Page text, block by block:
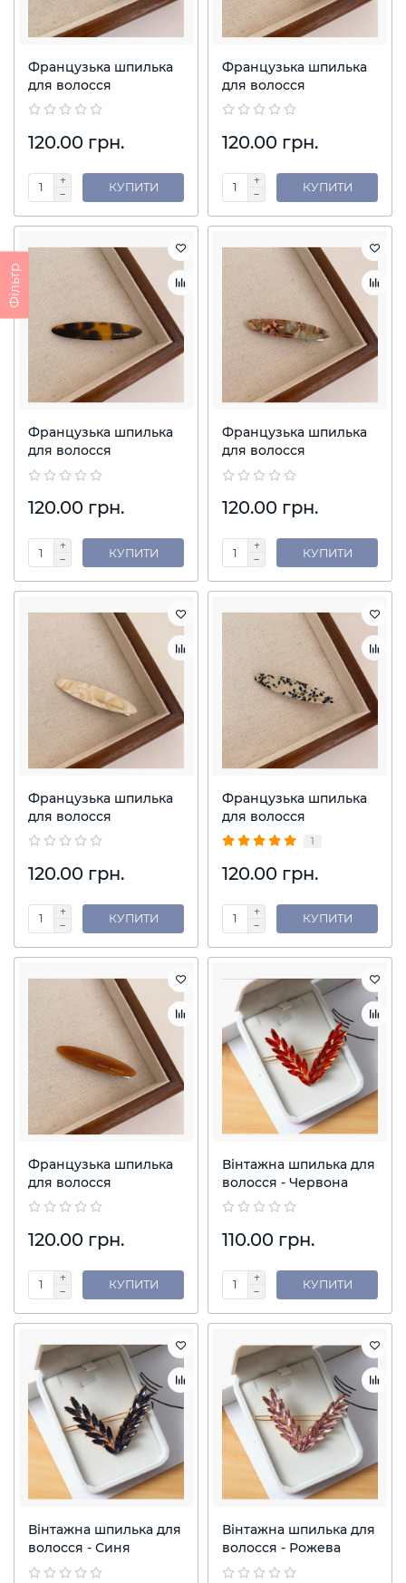
Фільтр
Французька шпилька
для волосся
120.00 грн.
КУПИТИ
Французька шпилька
для волосся
120.00 грн.
КУПИТИ
Французька шпилька
для волосся
120.00 грн.
КУПИТИ
Французька шпилька
для волосся
120.00 грн.
КУПИТИ
Французька шпилька
для волосся
120.00 грн.
КУПИТИ
Французька шпилька
для волосся
1
120.00 грн.
КУПИТИ
Французька шпилька
для волосся
120.00 грн.
КУПИТИ
Вінтажна шпилька для
волосся - Червона
110.00 грн.
КУПИТИ
Вінтажна шпилька для
волосся - Синя
Вінтажна шпилька для
волосся - Рожева